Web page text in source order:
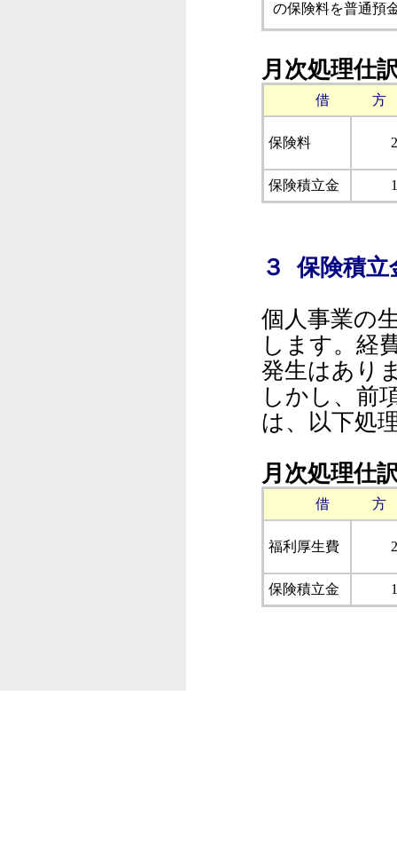
の保険料を普通預
月次処理仕
借 方
保険料
保険積立金
３ 保険積立
個人事業の
します。経
発生はあり
しかし、前
は、以下処
月次処理仕
借 方
福利厚生費
保険積立金